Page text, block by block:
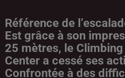
Référence de
Est grâce à son
25 mètres, le
Center a cessé ses
Confrontée à des